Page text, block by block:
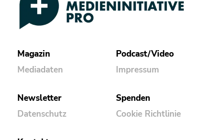
Magazin
Mediadaten
Podcast/Video
Impressum
Newsletter
Datenschutz
Spenden
Cookie Richtlinie